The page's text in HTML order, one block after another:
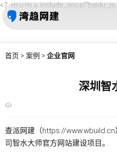
<？ｍｕｍａ
首页 > 案例 > 企业官网
深圳智
查派网建 （https://
司智水大师官方网站建设项目。